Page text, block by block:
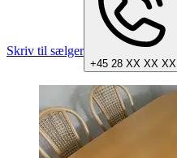
Skriv til sælger
+45 28 XX XX XX